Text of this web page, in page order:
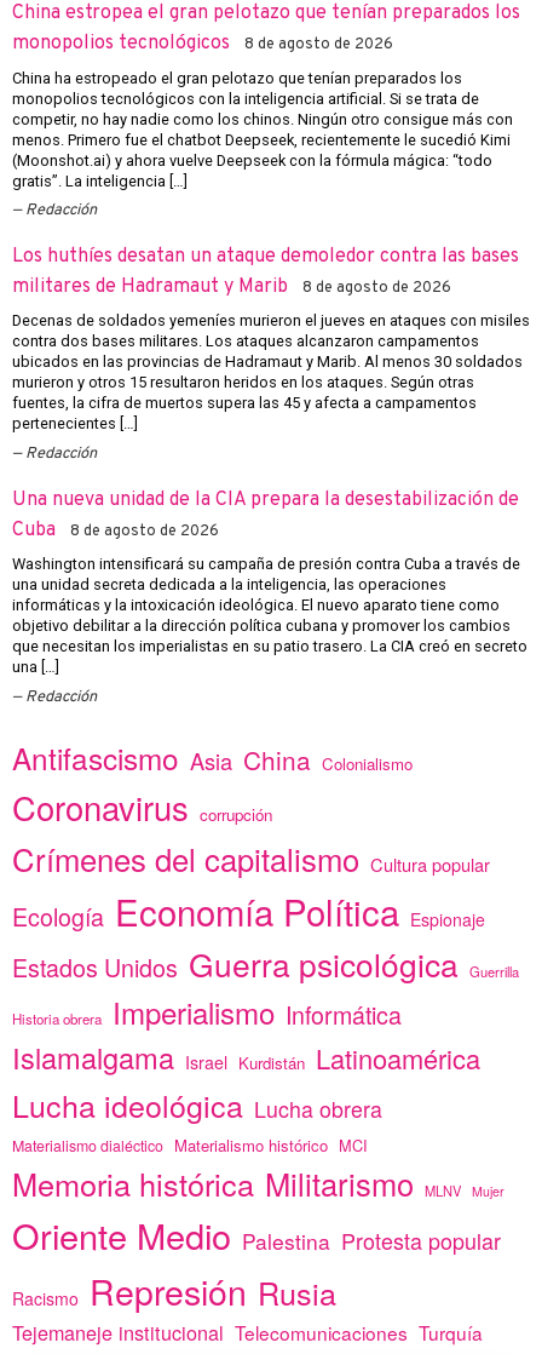
China estropea el gran pelotazo que tenían preparados los
monopolios tecnológicos
8 de agosto de 2026
China ha estropeado el gran pelotazo que tenían preparados los
monopolios tecnológicos con la inteligencia artificial. Si se trata de
competir, no hay nadie como los chinos. Ningún otro consigue más con
menos. Primero fue el chatbot Deepseek, recientemente le sucedió Kimi
(Moonshot.ai) y ahora vuelve Deepseek con la fórmula mágica: “todo
gratis”. La inteligencia […]
Redacción
Los huthíes desatan un ataque demoledor contra las bases
militares de Hadramaut y Marib
8 de agosto de 2026
Decenas de soldados yemeníes murieron el jueves en ataques con misiles
contra dos bases militares. Los ataques alcanzaron campamentos
ubicados en las provincias de Hadramaut y Marib. Al menos 30 soldados
murieron y otros 15 resultaron heridos en los ataques. Según otras
fuentes, la cifra de muertos supera las 45 y afecta a campamentos
pertenecientes […]
Redacción
Una nueva unidad de la CIA prepara la desestabilización de
Cuba
8 de agosto de 2026
Washington intensificará su campaña de presión contra Cuba a través de
una unidad secreta dedicada a la inteligencia, las operaciones
informáticas y la intoxicación ideológica. El nuevo aparato tiene como
objetivo debilitar a la dirección política cubana y promover los cambios
que necesitan los imperialistas en su patio trasero. La CIA creó en secreto
una […]
Redacción
Antifascismo Asia China Colonialismo
Coronavirus corrupción
Crímenes del capitalismo Cultura popular
Ecología Economía Política Espionaje
Estados Unidos Guerra psicológica Guerrilla
Historia obrera Imperialismo Informática
Islamalgama Israel Kurdistán Latinoamérica
Lucha ideológica Lucha obrera
Materialismo dialéctico Materialismo histórico MCI
Memoria histórica Militarismo MLNV Mujer
Oriente Medio Palestina Protesta popular
Racismo Represión Rusia
Tejemaneje institucional Telecomunicaciones Turquía